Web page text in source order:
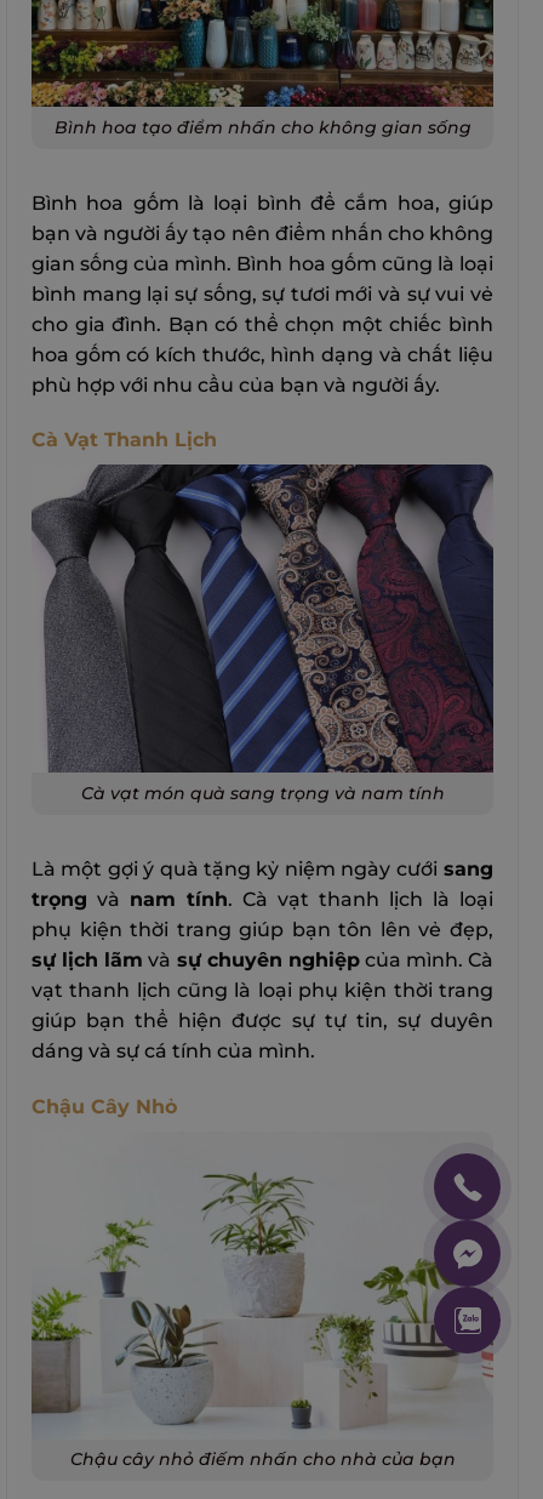
Bình hoa tạo điểm nhấn cho không gian sống
Bình hoa gốm là loại bình để cắm hoa, giúp
bạn và người ấy tạo nên điểm nhấn cho không
gian sống của mình. Bình hoa gốm cũng là loại
bình mang lại sự sống, sự tươi mới và sự vui vẻ
cho gia đình. Bạn có thể chọn một chiếc bình
hoa gốm có kích thước, hình dạng và chất liệu
phù hợp với nhu cầu của bạn và người ấy.
Cà Vạt Thanh Lịch
Cà vạt món quà sang trọng và nam tính
Là một gợi ý quà tặng kỷ niệm ngày cưới sang
trọng và nam tính. Cà vạt thanh lịch là loại
phụ kiện thời trang giúp bạn tôn lên vẻ đẹp,
sự lịch lãm và sự chuyên nghiệp của mình. Cà
vạt thanh lịch cũng là loại phụ kiện thời trang
giúp bạn thể hiện được sự tự tin, sự duyên
dáng và sự cá tính của mình.
Chậu Cây Nhỏ
Chậu cây nhỏ điếm nhấn cho nhà của bạn